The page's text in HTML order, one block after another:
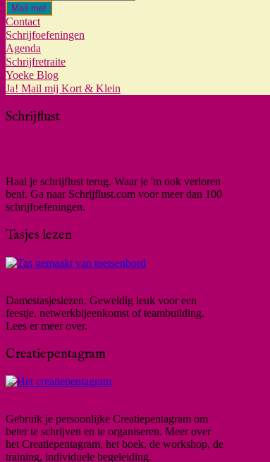
Mail me!
Contact
Schrijfoefeningen
Agenda
Schrijfretraite
Yoeke Blog
Ja! Mail mij Kort & Klein
Schrijflust
Haal je schrijflust terug. Waar je 'm ook verloren
bent. Ga naar Schrijflust.com voor meer dan 100
schrijfoefeningen.
Tasjes lezen
Damestasjeslezen. Geweldig leuk voor een
feestje, netwerkbijeenkomst of teambuilding.
Lees er meer over.
Creatiepentagram
Gebruik je persoonlijke Creatiepentagram om
beter te schrijven en te organiseren. Meer over
het Creatiepentagram, het boek, de workshop, de
training, individuele begeleiding.